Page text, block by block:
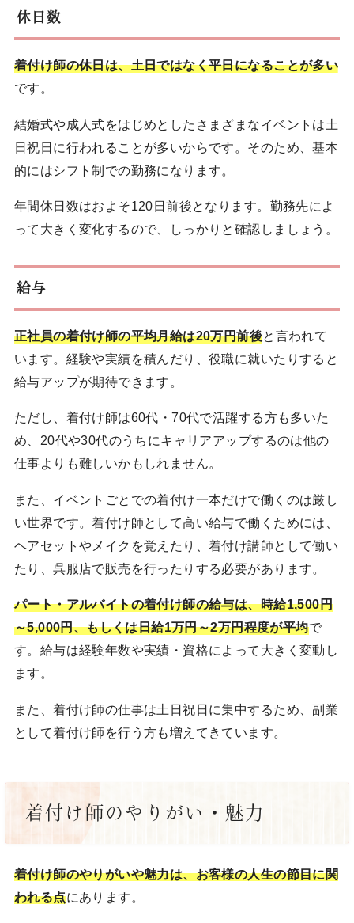
休日数
着付け師の休日は、土日ではなく平日になることが多い
です。
結婚式や成人式をはじめとしたさまざまなイベントは土
日祝日に行われることが多いからです。そのため、基本
的にはシフト制での勤務になります。
年間休日数はおよそ120日前後となります。勤務先によ
って大きく変化するので、しっかりと確認しましょう。
給与
正社員の着付け師の平均月給は20万円前後と言われて
います。経験や実績を積んだり、役職に就いたりすると
給与アップが期待できます。
ただし、着付け師は60代・70代で活躍する方も多いた
め、20代や30代のうちにキャリアアップするのは他の
仕事よりも難しいかもしれません。
また、イベントごとでの着付け一本だけで働くのは厳し
い世界です。着付け師として高い給与で働くためには、
ヘアセットやメイクを覚えたり、着付け講師として働い
たり、呉服店で販売を行ったりする必要があります。
パート・アルバイトの着付け師の給与は、時給1,500円
～5,000円、もしくは日給1万円～2万円程度が平均で
す。給与は経験年数や実績・資格によって大きく変動し
ます。
また、着付け師の仕事は土日祝日に集中するため、副業
として着付け師を行う方も増えてきています。
着付け師のやりがい・魅力
着付け師のやりがいや魅力は、お客様の人生の節目に関
われる点にあります。